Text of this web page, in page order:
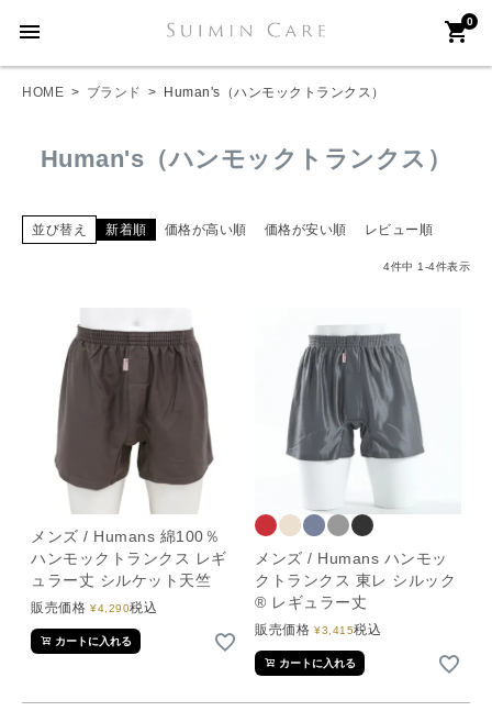
menu 0
shopping_cart
HOME ブランド Human's（ハンモックトランクス）
Human's（ハンモックトランクス）
並び替え 新着順 価格が高い順 価格が安い順 レビュー順
4件中 1 -4件表示
メンズ / Humans 綿100％
ハンモックトランクス レギ
ュラー丈 シルケット天竺
販売価格 ¥4,290税込
カートに入れる
メンズ / Humans ハンモッ
クトランクス 東レ シルック
® レギュラー丈
販売価格 ¥3,415税込
カートに入れる